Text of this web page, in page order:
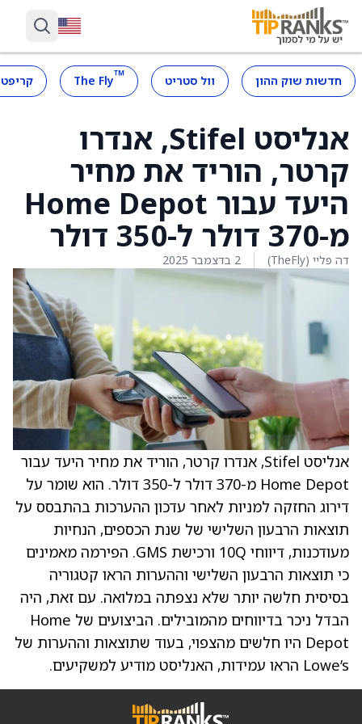
חדשות שוק ההון וול סטריט ™
The Fly
אנליסט Stifel, אנדרו
קרטר, הוריד את מחיר
היעד עבור Home Depot
מ-370 דולר ל-350 דולר
דה פליי (TheFly) 2 בדצמבר 2025
אנליסט Stifel, אנדרו קרטר, הוריד את מחיר היעד עבור
Home Depot מ-370 דולר ל-350 דולר. הוא שומר על
דירוג החזקה למניות לאחר עדכון ההערכות בהתבסס על
תוצאות הרבעון השלישי של שנת הכספים, הנחיות
מעודכנות, דיווחי 10Q ורכישת GMS. הפירמה מאמינים
כי תוצאות הרבעון השלישי וההערות הראו קטגוריה
בסיסית חלשה יותר שלא נצפתה במלואה. עם זאת, היה
הבדל ניכר בדיווחים מהמובילים. הביצועים של Home
Depot היו חלשים מהצפוי, בעוד שתוצאות וההערות של
Lowe’s הראו עמידות, האנליסט מודיע למשקיעים.